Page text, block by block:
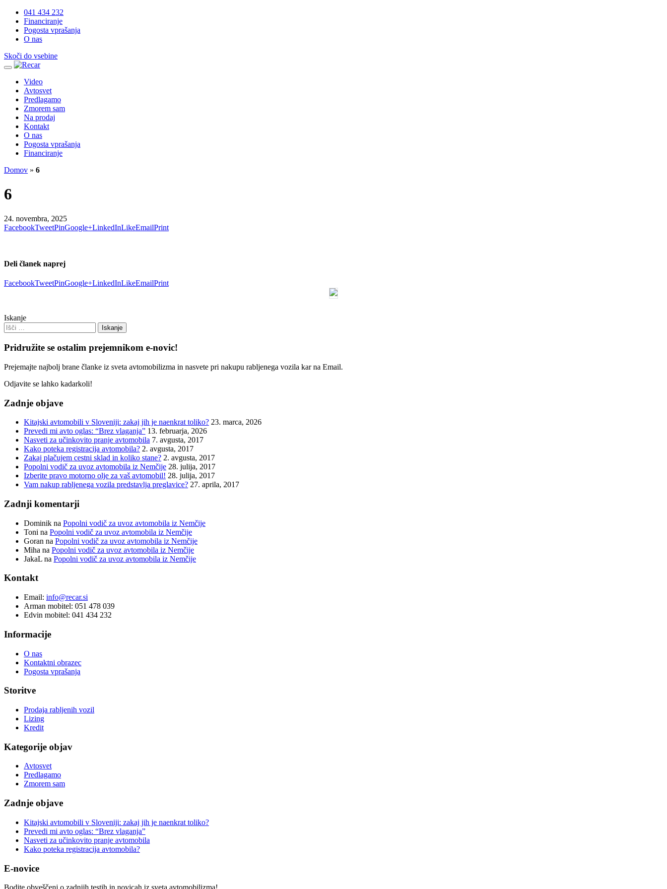
041 434 232
Financiranje
Pogosta vprašanja
O nas
Skoči do vsebine
Video
Avtosvet
Predlagamo
Zmorem sam
Na prodaj
Kontakt
O nas
Pogosta vprašanja
Financiranje
Domov » 6
6
24. novembra, 2025
FacebookTweetPinGoogle+LinkedInLikeEmailPrint
Deli članek naprej
FacebookTweetPinGoogle+LinkedInLikeEmailPrint
Iskanje
Pridružite se ostalim prejemnikom e-novic!
Prejemajte najbolj brane članke iz sveta avtomobilizma in nasvete pri nakupu rabljenega vozila kar na Email.
Odjavite se lahko kadarkoli!
Zadnje objave
Kitajski avtomobili v Sloveniji: zakaj jih je naenkrat toliko? 23. marca, 2026
Prevedi mi avto oglas: “Brez vlaganja” 13. februarja, 2026
Nasveti za učinkovito pranje avtomobila 7. avgusta, 2017
Kako poteka registracija avtomobila? 2. avgusta, 2017
Zakaj plačujem cestni sklad in koliko stane? 2. avgusta, 2017
Popolni vodič za uvoz avtomobila iz Nemčije 28. julija, 2017
Izberite pravo motorno olje za vaš avtomobil! 28. julija, 2017
Vam nakup rabljenega vozila predstavlja preglavice? 27. aprila, 2017
Zadnji komentarji
Dominik na Popolni vodič za uvoz avtomobila iz Nemčije
Toni na Popolni vodič za uvoz avtomobila iz Nemčije
Goran na Popolni vodič za uvoz avtomobila iz Nemčije
Miha na Popolni vodič za uvoz avtomobila iz Nemčije
JakaL na Popolni vodič za uvoz avtomobila iz Nemčije
Kontakt
Email: info@recar.si
Arman mobitel: 051 478 039
Edvin mobitel: 041 434 232
Informacije
O nas
Kontaktni obrazec
Pogosta vprašanja
Storitve
Prodaja rabljenih vozil
Lizing
Kredit
Kategorije objav
Avtosvet
Predlagamo
Zmorem sam
Zadnje objave
Kitajski avtomobili v Sloveniji: zakaj jih je naenkrat toliko?
Prevedi mi avto oglas: “Brez vlaganja”
Nasveti za učinkovito pranje avtomobila
Kako poteka registracija avtomobila?
E-novice